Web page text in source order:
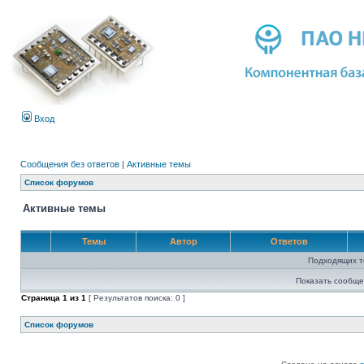
Вход
Сообщения без ответов | Активные темы
Список форумов
Активные темы
Темы Автор Ответов
Подходящих
Показать
Страница 1 из 1 [ Результатов поиска: 0 ]
Список форумов